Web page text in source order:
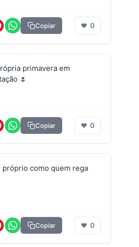
Copiar ❤ 0
primavera em
🌷
Copiar ❤ 0
como quem rega
Copiar ❤ 0